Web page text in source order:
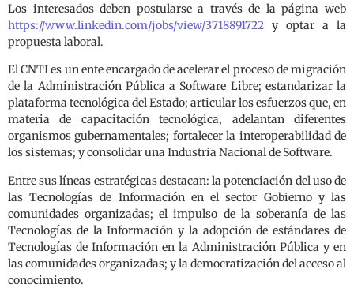
Los interesados deben postularse a través de la página web
https://www.linkedin.com/jobs/view/3718891722 y optar a la
propuesta laboral.
El CNTI es un ente encargado de acelerar el proceso de migración
de la Administración Pública a Software Libre; estandarizar la
plataforma tecnológica del Estado; articular los esfuerzos que, en
materia de capacitación tecnológica, adelantan diferentes
organismos gubernamentales; fortalecer la interoperabilidad de
los sistemas; y consolidar una Industria Nacional de Software.
Entre sus líneas estratégicas destacan: la potenciación del uso de
las Tecnologías de Información en el sector Gobierno y las
comunidades organizadas; el impulso de la soberanía de las
Tecnologías de la Información y la adopción de estándares de
Tecnologías de Información en la Administración Pública y en
las comunidades organizadas; y la democratización del acceso al
conocimiento.